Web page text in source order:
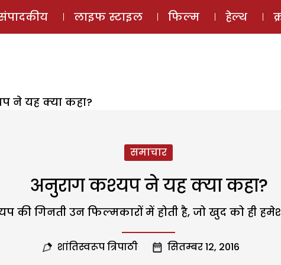
ई-मैगज़ीन
लाइफ स्टाइल फिल्म हेल्थ
ने यह क्या कहा?
समाचार
अनुराग कश्यप ने यह क्या कहा?
की गिनती उन फिल्मकारों में होती है, जो खुद को ही
शांतिस्वरूप त्रिपाठी सितम्बर 12, 2016